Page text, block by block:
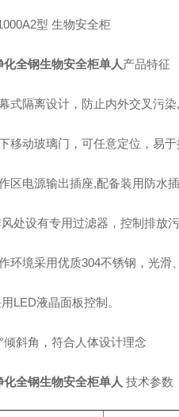
型 生物安全柜
化全钢生物安全柜单人产品特征
式隔离设计，防止内外交叉污
移动玻璃门，可任意定位，易
区电源输出插座,配备装用防水
处设有专用过滤器，控制排放
环境采用优质304不锈钢，光滑
LED液晶面板控制。
倾斜角，符合人体设计理念
化全钢生物安全柜单人 技术参数